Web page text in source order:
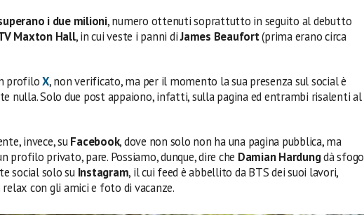
i due milioni, numero ottenuti soprattutto in seguito al debutto
Maxton Hall, in cui veste i panni diJames Beaufort(prima erano circa
profiloX, non verificato, ma per il momento la sua presenza sul social è
nulla. Solo due post appaiono, infatti, sulla pagina ed entrambi risalenti al
invece, suFacebook, dove non solo non ha una pagina pubblica, ma
profilo privato, pare. Possiamo, dunque, dire che Damian Hardungdà sfogo
social solo su Instagram, il cui feed è abbellito da BTS dei suoi lavori,
con gli amici e foto di vacanze.